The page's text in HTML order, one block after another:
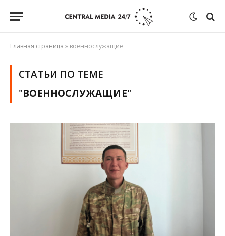
Главная страница » военнослужащие
СТАТЬИ ПО ТЕМЕ
"ВОЕННОСЛУЖАЩИЕ"